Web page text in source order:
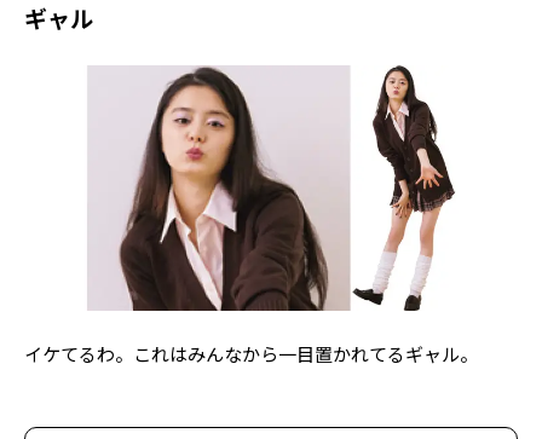
ギャル
イケてるわ。これはみんなから一目置かれてるギャル。